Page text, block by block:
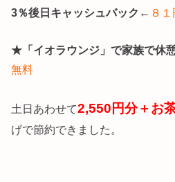
3％後日キャッシュバック ← ８
★「イオラウンジ」で家族で休
無料
土日あわせて2,550円分＋お
げで節約できました。